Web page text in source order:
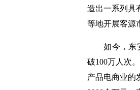
造出一系列具
等地开展客源
如今，东安
破100万人次
产品电商业的